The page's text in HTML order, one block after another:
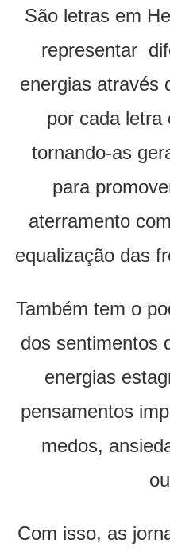
São letras em
representar
energias através
por cada letra
tornando-as
para
aterramento
equalização das
Também tem o
dos sentimentos
energias
pensamentos
medos,
Com isso, as